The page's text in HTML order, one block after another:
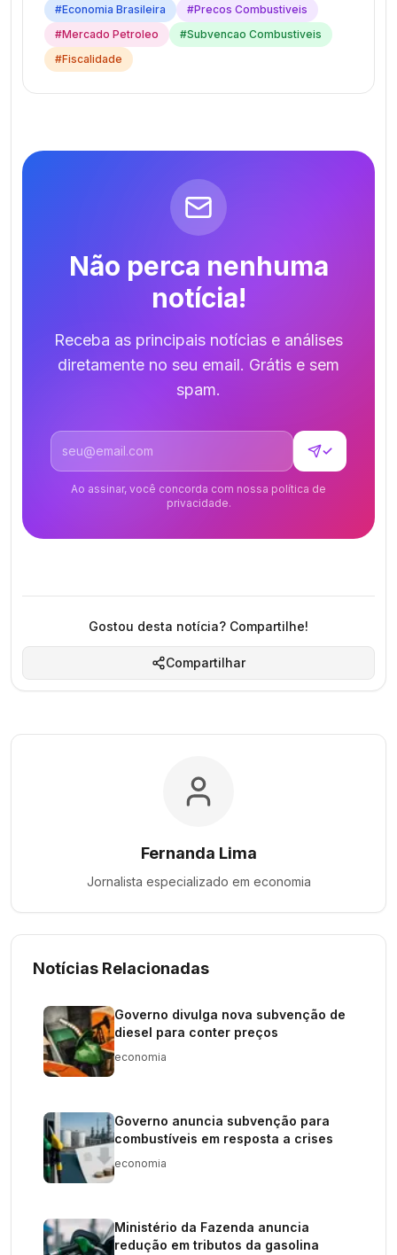
#Economia Brasileira #Precos Combustiveis
#Mercado Petroleo #Subvencao Combustiveis
#Fiscalidade
Não perca nenhuma
notícia!
Receba as principais notícias e análises
diretamente no seu email. Grátis e sem
spam.
Endereço de email
✓
Ao assinar, você concorda com nossa política de
privacidade.
Gostou desta notícia? Compartilhe!
Compartilhar
Fernanda Lima
Jornalista especializado em economia
Notícias Relacionadas
Governo divulga nova subvenção de
diesel para conter preços
economia
Governo anuncia subvenção para
combustíveis em resposta a crises
economia
Ministério da Fazenda anuncia
redução em tributos da gasolina